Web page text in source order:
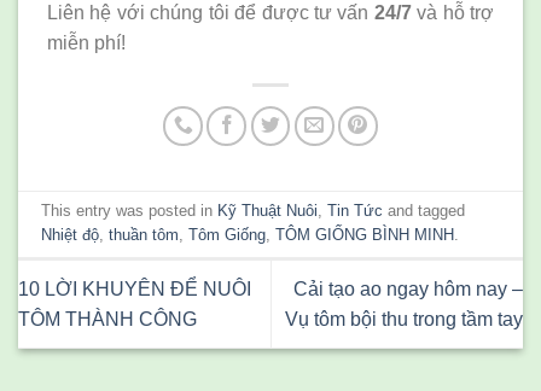
Liên hệ với chúng tôi để được tư vấn 24/7và hỗ trợ
miễn phí!
This entry was posted in Kỹ Thuật Nuôi,Tin Tức and tagged
Nhiệt độ,thuần tôm,Tôm Giống,TÔM GIỐNG BÌNH MINH .
10 LỜI KHUYÊN ĐỂ NUÔI
TÔM THÀNH CÔNG
Cải tạo ao ngay hôm nay –
Vụ tôm bội thu trong tầm tay